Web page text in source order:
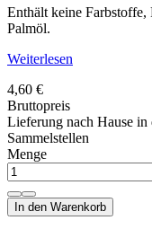
Enthält keine Farbstoffe,
Palmöl.
Weiterlesen
4,60 €
Bruttopreis
Lieferung nach Hause
Sammelstellen
Menge
In den Warenkorb